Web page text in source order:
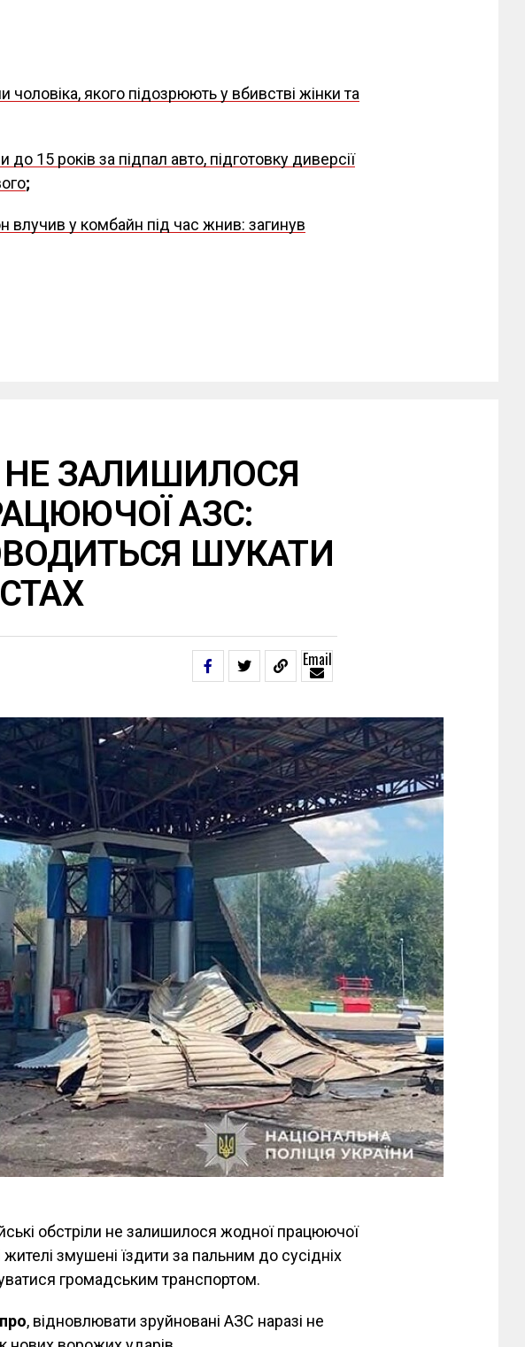
якого підозрюють у вбивстві жінки та
15 років за підпал авто, підготовку диверсії
;
влучив у комбайн під час жнив: загинув
НЕ ЗАЛИШИЛОСЯ
АЗС:
ШУКАТИ
Email
обстріли не залишилося жодної працюючої
жителі змушені їздити за пальним до сусідніх
громадським транспортом.
, відновлювати зруйновані АЗС наразі не